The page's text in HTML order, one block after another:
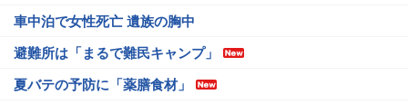
車中泊で女性死亡 遺族の胸中
避難所は「まるで難民キャンプ」
夏バテの予防に「薬膳食材」